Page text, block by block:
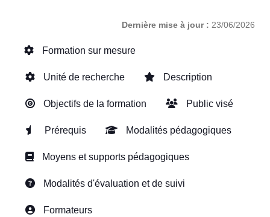
Dernière mise à jour : 23/06/2026
Formation sur mesure
Unité de recherche Description
Objectifs de la formation Public visé
Prérequis Modalités pédagogiques
Moyens et supports pédagogiques
Modalités d'évaluation et de suivi
Formateurs